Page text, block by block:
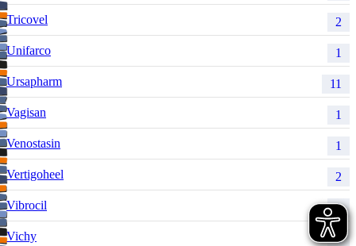
Tricovel 2
Unifarco 1
Ursapharm 11
Vagisan 1
Venostasin 1
Vertigoheel 2
Vibrocil 1
Vichy 1